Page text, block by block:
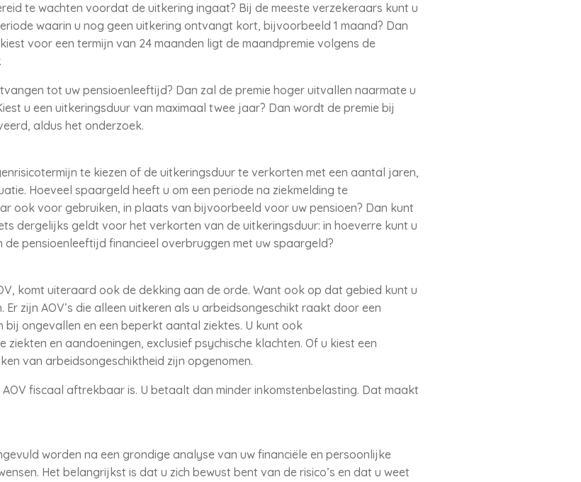
te wachten voordat de uitkering ingaat? Bij de meeste verzekeraars kunt u
waarin u nog geen uitkering ontvangt kort, bijvoorbeeld 1 maand? Dan
voor een termijn van 24 maanden ligt de maandpremie volgens de
tot uw pensioenleeftijd? Dan zal de premie hoger uitvallen naarmate u
u een uitkeringsduur van maximaal twee jaar? Dan wordt de premie bij
aldus het onderzoek.
te kiezen of de uitkeringsduur te verkorten met een aantal jaren,
Hoeveel spaargeld heeft u om een periode na ziekmelding te
ook voor gebruiken, in plaats van bijvoorbeeld voor uw pensioen? Dan kunt
dergelijks geldt voor het verkorten van de uitkeringsduur: in hoeverre kunt u
pensioenleeftijd financieel overbruggen met uw spaargeld?
komt uiteraard ook de dekking aan de orde. Want ook op dat gebied kunt u
Er zijn AOV’s die alleen uitkeren als u arbeidsongeschikt raakt door een
ongevallen en een beperkt aantal ziektes. U kunt ook
en aandoeningen, exclusief psychische klachten. Of u kiest een
van arbeidsongeschiktheid zijn opgenomen.
fiscaal aftrekbaar is. U betaalt dan minder inkomstenbelasting. Dat maakt
worden na een grondige analyse van uw financiële en persoonlijke
Het belangrijkst is dat u zich bewust bent van de risico’s en dat u weet